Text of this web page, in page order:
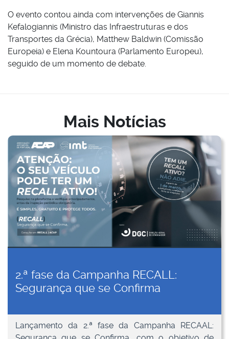
O evento contou ainda com intervenções de Giannis
Kefalogiannis (Ministro das Infraestruturas e dos
Transportes da Grécia), Matthew Baldwin (Comissão
Europeia) e Elena Kountoura (Parlamento Europeu),
seguido de um momento de debate.
Mais Notícias
2.ª fase da Campanha RECALL:
Segurança que se Confirma
Lançamento da 2.ª fase da Campanha RECAAL: